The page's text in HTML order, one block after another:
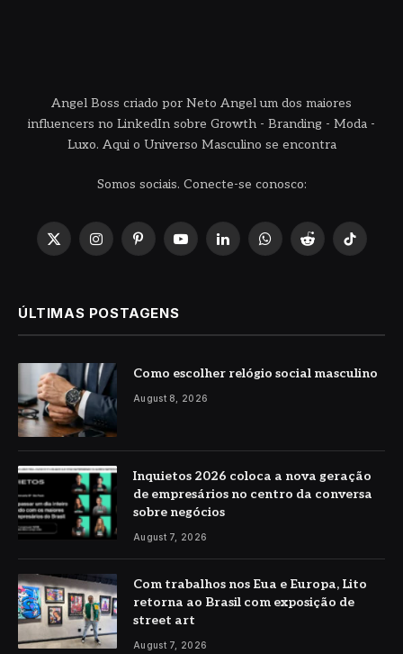
Angel Boss criado por Neto Angel um dos maiores
influencers no LinkedIn sobre Growth - Branding - Moda -
Luxo. Aqui o Universo Masculino se encontra
Somos sociais. Conecte-se conosco:
X
InstagramPinterestYouTubeLinkedInWhatsApp
Reddit TikTok
ÚLTIMAS POSTAGENS
Como escolher relógio social masculino
August 8, 2026
Inquietos 2026 coloca a nova geração
de empresários no centro da conversa
sobre negócios
August 7, 2026
Com trabalhos nos Eua e Europa, Lito
retorna ao Brasil com exposição de
street art
August 7, 2026